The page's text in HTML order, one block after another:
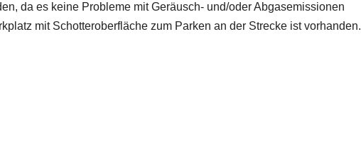
da es keine Probleme mit Geräusch- und/oder Abgasemissionen
mit Schotteroberfläche zum Parken an der Strecke ist vorhanden.